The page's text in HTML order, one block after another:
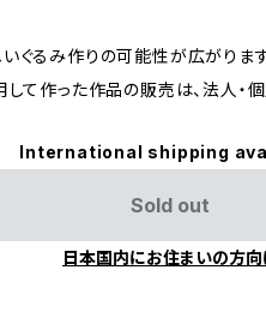
ぐるみ作りの可能性が広がります
して作った作品の販売は、法人・
International shipping
Sold out
日本国内にお住まいの方向